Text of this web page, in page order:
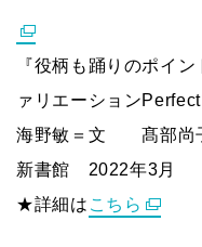
『役柄も踊りのポイ
ァリエーションPerfect
海野敏＝文 髙部尚
新書館 2022年3月
★詳細は こちら